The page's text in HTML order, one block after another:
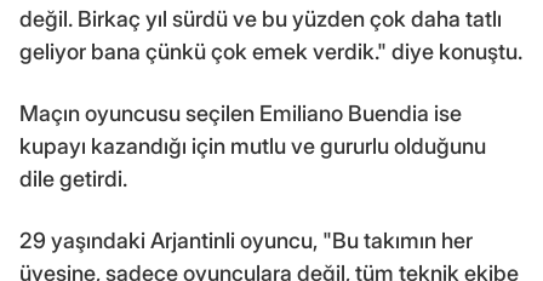
değil. Birkaç yıl sürdü ve bu yüzden çok daha tatlı
geliyor bana çünkü çok emek verdik." diye konuştu.
Maçın oyuncusu seçilen Emiliano Buendia ise
kupayı kazandığı için mutlu ve gururlu olduğunu
dile getirdi.
29 yaşındaki Arjantinli oyuncu, "Bu takımın her
üyesine, sadece oyunculara değil, tüm teknik ekibe